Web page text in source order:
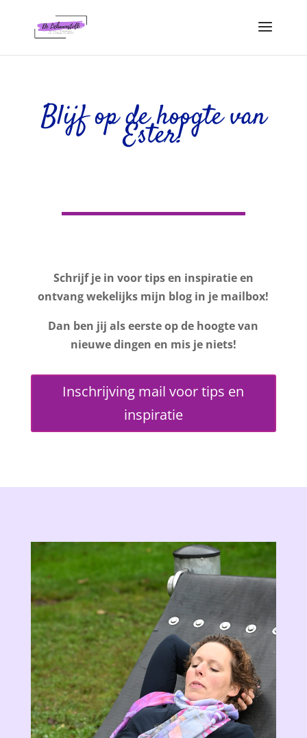
Blijf op de hoogte van
Ester!
Schrijf je in voor tips en inspiratie en
ontvang wekelijks mijn blog in je mailbox!
Dan ben jij als eerste op de hoogte van
nieuwe dingen en mis je niets!
Inschrijving mail voor tips en
inspiratie